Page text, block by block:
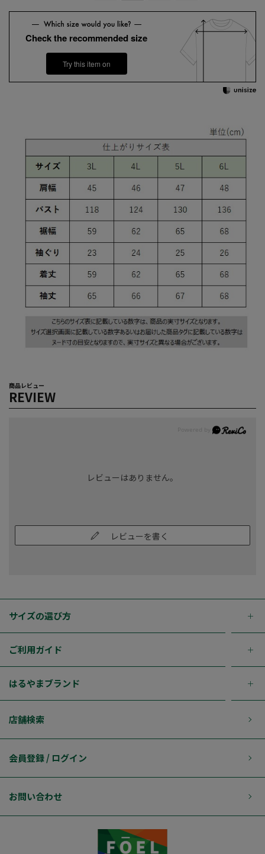
Check the recommended size
Try this item on
商品レビュー
REVIEW
レビューはありません。
レビューを書く
サイズの選び方
ご利用ガイド
はるやまブランド
店舗検索
会員登録 / ログイン
お問い合わせ